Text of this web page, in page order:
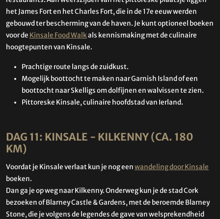
het James Fort en het Charles Fort, die in de 17e eeuw werden
gebouwd ter bescherming van de haven. Je kunt optioneel boeken
voor de Kinsale Food Walkals kennismaking met de culinaire
hoogtepunten van Kinsale.
Prachtige route langs de zuidkust.
Mogelijk boottocht te maken naar Garnish Island of een
boottocht naar Skelligs om dolfijnen en walvissen te zien.
Pittoreske Kinsale, culinaire hoofdstad van Ierland.
DAG 11: KINSALE - KILKENNY (CA. 180
KM)
Voordat je Kinsale verlaat kun je nog eenwandeling door Kinsale
boeken.
Dan ga je op weg naar Kilkenny. Onderweg kun je de stad Cork
bezoeken of Blarney Castle & Gardens, met de beroemde Blarney
Stone, die je volgens de legendes de gave van welsprekendheid